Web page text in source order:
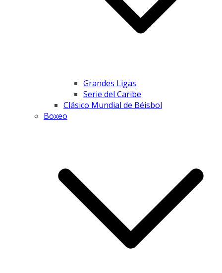
Grandes Ligas
Serie del Caribe
Clásico Mundial de Béisbol
Boxeo